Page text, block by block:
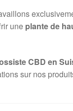
une plante de
CBD en
sur nos